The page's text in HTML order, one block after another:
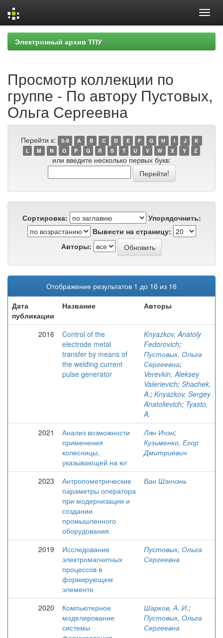
Skip
navigation
Электронный архив ТПУ
Просмотр коллекции по
группе - По автору Пустовых,
Ольга Сергеевна
Перейти к: 0-9 A B C D E F G H I J
K
L
M N O P Q R S T U V W X Y Z
или введите несколько первых букв:
Сортировка:
Упорядочнить:
Вывести на страницу:
Авторы:
Отображение результатов 1 до 16 из 16
Дата
публикации
Название Авторы
2016
Control of the
electrode metal
transfer by means of
the welding current
pulse generator
Knyazkov, Anatoly
Fedorovich;
Пустовых, Ольга
Сергеевна;
Verevkin, Aleksey
Valerievich; Shachek,
A.; Knyazkov, Sergey
Anatolievich; Tyasto,
A.
2021
Анализ возможности
применения
колесницы,
указывающей на юг
Лян Ичэн;
Кузьменко, Егор
Дмитриевич
2023
Антропометрические
параметры оператора
при модернизации и
создании
промышленного
оборудования
Ван Шэнчэнь
2019
Исследование
электромагнитных
процессов в
формирующем
элементе
Пустовых, Ольга
Сергеевна
2020
Компьютерное
моделирование
системы
Шарков, А. И.;
Пустовых, Ольга
Сергеевна